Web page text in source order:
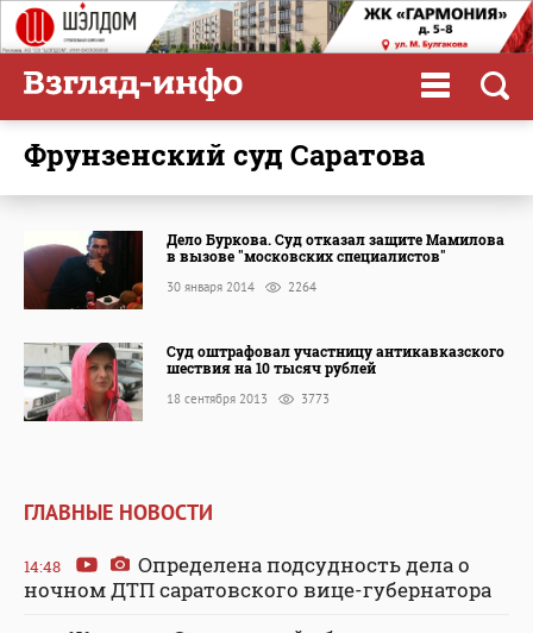
Фрунзенский суд Саратова
Дело Буркова. Суд отказал защите Мамилова
в вызове "московских специалистов"
30 января 2014 2264
Суд оштрафовал участницу антикавказского
шествия на 10 тысяч рублей
18 сентября 2013 3773
ГЛАВНЫЕ НОВОСТИ
14:48
Определена подсудность дела о
ночном ДТП саратовского вице-губернатора